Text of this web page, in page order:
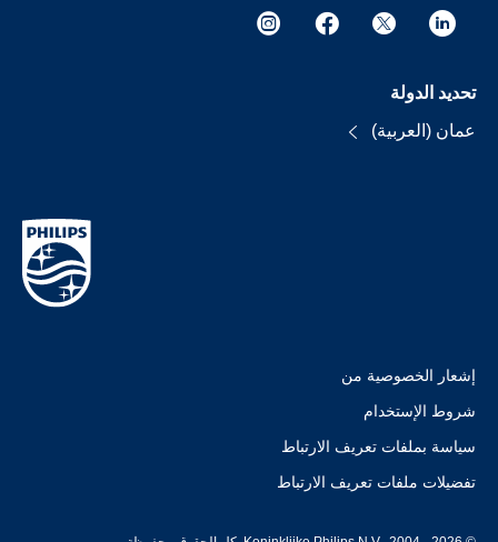
تحديد الدولة
عمان (العربية)
إشعار الخصوصية من
شروط الإستخدام
سياسة بملفات تعريف الارتباط
تفضيلات ملفات تعريف الارتباط